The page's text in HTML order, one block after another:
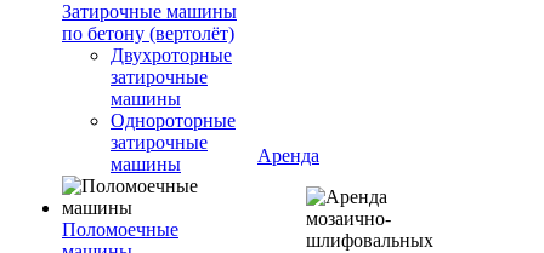
Затирочные машины
по бетону (вертолёт)
Двухроторные
затирочные
машины
Однороторные
затирочные
машины
Поломоечные
Аренда